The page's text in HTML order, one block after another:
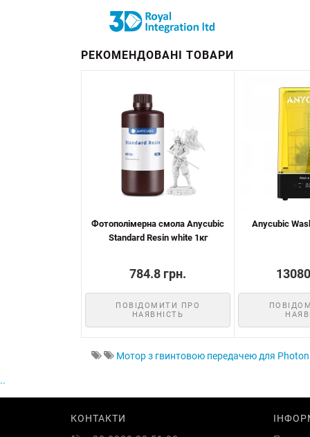
РЕКОМЕНДОВАНІ ТОВАРИ
Фотополімерна смола Anycubic
Standard Resin white 1кг
784.8 грн.
ПОВІДОМИТИ ПРО
НАЯВНІСТЬ
Anycubic
Мотор з гвинтовою передачею для
..
КОНТАКТИ